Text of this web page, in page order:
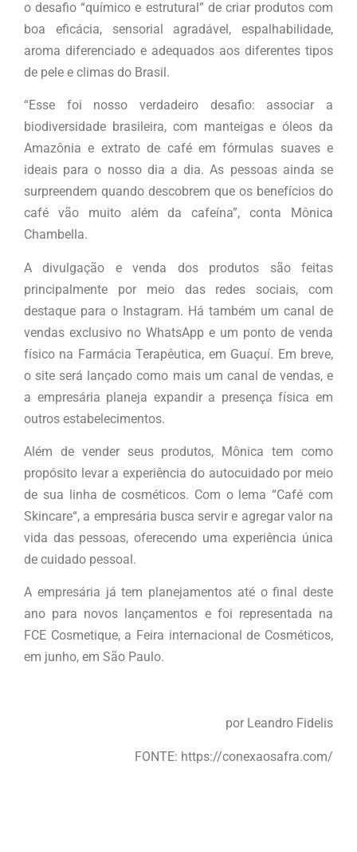
o desafio “químico e estrutural” de criar produtos com
boa eficácia, sensorial agradável, espalhabilidade,
aroma diferenciado e adequados aos diferentes tipos
de pele e climas do Brasil.
“Esse foi nosso verdadeiro desafio: associar a
biodiversidade brasileira, com manteigas e óleos da
Amazônia e extrato de café em fórmulas suaves e
ideais para o nosso dia a dia. As pessoas ainda se
surpreendem quando descobrem que os benefícios do
café vão muito além da cafeína”, conta Mônica
Chambella.
A divulgação e venda dos produtos são feitas
principalmente por meio das redes sociais, com
destaque para o Instagram. Há também um canal de
vendas exclusivo no WhatsApp e um ponto de venda
físico na Farmácia Terapêutica, em Guaçuí. Em breve,
o site será lançado como mais um canal de vendas, e
a empresária planeja expandir a presença física em
outros estabelecimentos.
Além de vender seus produtos, Mônica tem como
propósito levar a experiência do autocuidado por meio
de sua linha de cosméticos. Com o lema “Café com
Skincare“, a empresária busca servir e agregar valor na
vida das pessoas, oferecendo uma experiência única
de cuidado pessoal.
A empresária já tem planejamentos até o final deste
ano para novos lançamentos e foi representada na
FCE Cosmetique, a Feira internacional de Cosméticos,
em junho, em São Paulo.
por Leandro Fidelis
FONTE: https://conexaosafra.com/